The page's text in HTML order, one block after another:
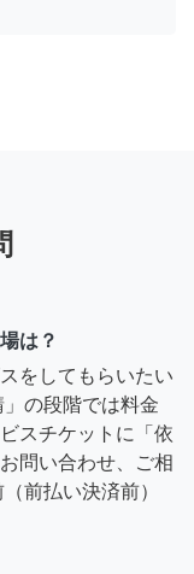
は？
をしてもらいたい
の段階では料金
スチケットに「依
問い合わせ、ご相
前払い決済前）